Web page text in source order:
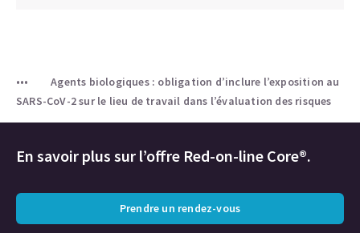
Agents biologiques : obligation d’inclure l’exposition au
SARS-CoV-2 sur le lieu de travail dans l’évaluation des risques
En savoir plus sur l’offre Red-on-line Core®.
Prendre un rendez-vous